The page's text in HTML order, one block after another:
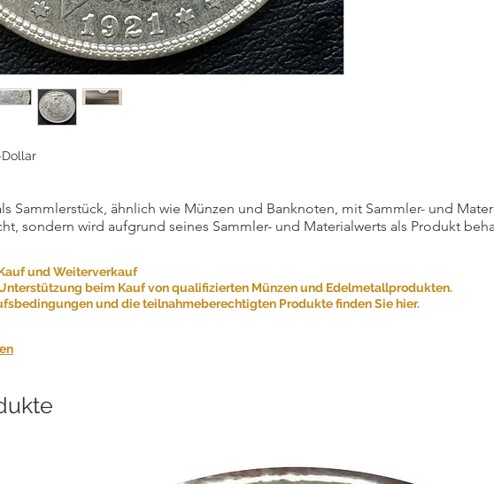
Dollar
Sammlerstück, ähnlich wie Münzen und Banknoten, mit Sammler- und
sondern wird aufgrund seines Sammler- und Materialwerts als Produkt
und Weiterverkauf
beim Kauf von qualifizierten Münzen und Edelmetallprodukten.
und die teilnahmeberechtigten Produkte finden Sie hier.